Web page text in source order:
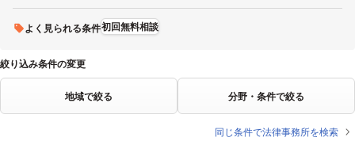
よく見られる条件初回無料相談
絞り込み条件の変更
地域で絞る 分野・条件で絞る
同じ条件で法律事務所を検索